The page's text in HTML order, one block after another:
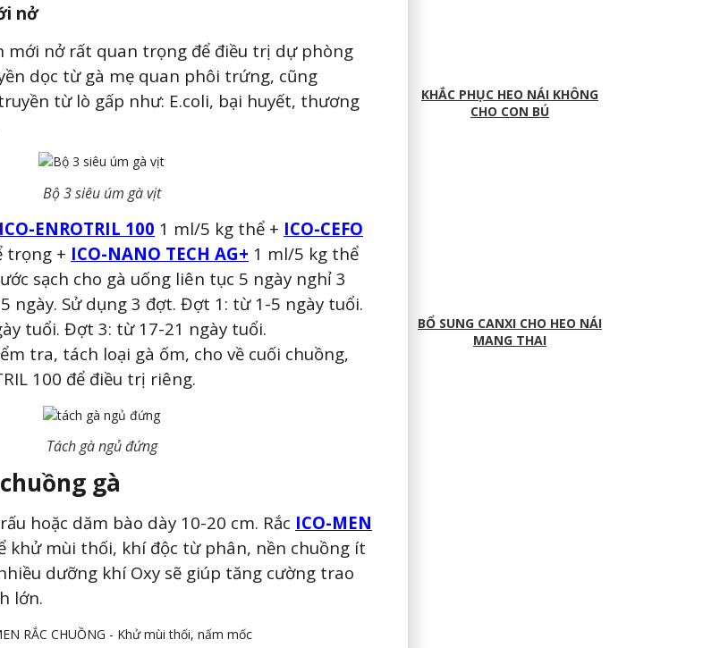
nở
mới nở rất quan trọng để điều trị dự phòng
dọc từ gà mẹ quan phôi trứng, cũng
từ lò gấp như: E.coli, bại huyết, thương
Bộ 3 siêu úm gà vịt
ICO-ENROTRIL 100 1 ml/5 kg thể + ICO-CEFO
trọng + ICO-NANO TECH AG+ 1 ml/5 kg thể
sạch cho gà uống liên tục 5 ngày nghỉ 3
ngày. Sử dụng 3 đợt. Đợt 1: từ 1-5 ngày tuổi.
tuổi. Đợt 3: từ 17-21 ngày tuổi.
tra, tách loại gà ốm, cho về cuối chuồng,
100 để điều trị riêng.
Tách gà ngủ đứng
gà
hoặc dăm bào dày 10-20 cm. Rắc ICO-MEN
khử mùi thối, khí độc từ phân, nền chuồng ít
dưỡng khí Oxy sẽ giúp tăng cường trao
lớn.
KHẮC PHỤC HEO NÁI KHÔNG
CHO CON BÚ
BỔ SUNG CANXI CHO HEO NÁI
MANG THAI